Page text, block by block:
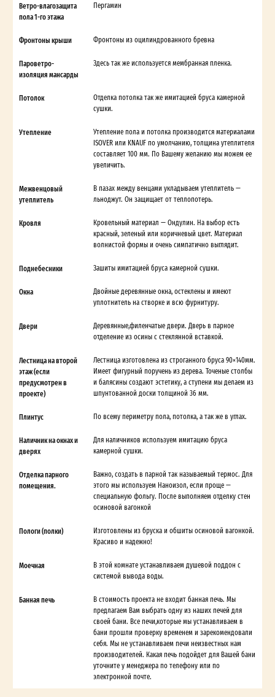
Ветро-влагозащита
пола 1-го этажа
Пергамин
Фронтоны крыши Фронтоны из оцилиндрованного бревна
Пароветро-
изоляция мансарды
Здесь так же используется мембранная пленка.
Потолок
Отделка потолка так же имитацией бруса камерной
сушки.
Утепление
Утепление пола и потолка производится материалами
ISOVER или KNAUF по умолчанию, толщина утеплителя
составляет 100 мм. По Вашему желанию мы можем ее
увеличить.
Межвенцовый
утеплитель
В пазах между венцами укладываем утеплитель —
льноджут. Он защищает от теплопотерь.
Кровля
Кровельный материал — Ондулин. На выбор есть
красный, зеленый или коричневый цвет. Материал
волнистой формы и очень симпатично выглядит.
Поднебесники Зашиты имитацией бруса камерной сушки.
Окна
Двойные деревянные окна, остеклены и имеют
уплотнитель на створке и всю фурнитуру.
Двери
Деревянные,филенчатые двери. Дверь в парное
отделение из осины с стеклянной вставкой.
Лестница на второй
этаж (если
предусмотрен в
проекте)
Лестница изготовлена из строганного бруса 90×140мм.
Имеет фигурный поручень из дерева. Точеные столбы
и балясины создают эстетику, а ступени мы делаем из
шпунтованной доски толщиной 36 мм.
Плинтус По всему периметру пола, потолка, а так же в углах.
Наличник на окнах и
дверях
Для наличников используем имитацию бруса
камерной сушки.
Отделка парного
помещения.
Важно, создать в парной так называемый термос. Для
этого мы используем Наноизол, если проще —
специальную фольгу. После выполняем отделку стен
осиновой вагонкой
Пологи (полки)
Изготовлены из бруска и обшиты осиновой вагонкой.
Красиво и надежно!
Моечная
В этой комнате устанавливаем душевой поддон с
системой вывода воды.
Банная печь
В стоимость проекта не входит банная печь. Мы
предлагаем Вам выбрать одну из наших печей для
своей бани. Все печи,которые мы устанавливаем в
бани прошли проверку временем и зарекомендовали
себя. Мы не устанавливаем печи неизвестных нам
производителей. Какая печь подойдет для Вашей бани
уточните у менеджера по телефону или по
электронной почте.